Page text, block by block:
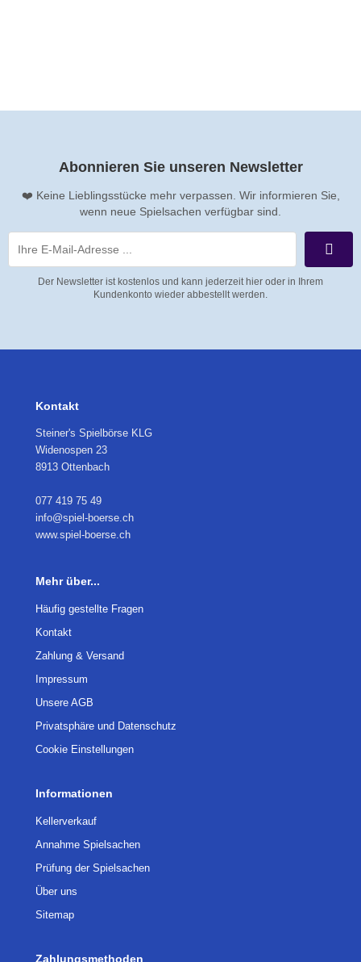
Abonnieren Sie unseren Newsletter
❤️ Keine Lieblingsstücke mehr verpassen. Wir informieren Sie,
wenn neue Spielsachen verfügbar sind.
Der Newsletter ist kostenlos und kann jederzeit hier oder in Ihrem
Kundenkonto wieder abbestellt werden.
Kontakt
Steiner's Spielbörse KLG
Widenospen 23
8913 Ottenbach
077 419 75 49
info@spiel-boerse.ch
www.spiel-boerse.ch
Mehr über...
Häufig gestellte Fragen
Kontakt
Zahlung & Versand
Impressum
Unsere AGB
Privatsphäre und Datenschutz
Cookie Einstellungen
Informationen
Kellerverkauf
Annahme Spielsachen
Prüfung der Spielsachen
Über uns
Sitemap
Zahlungsmethoden